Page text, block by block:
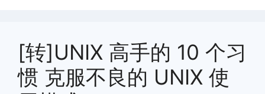
[转]UNIX 高手的 10 个习
惯 克服不良的 UNIX 使